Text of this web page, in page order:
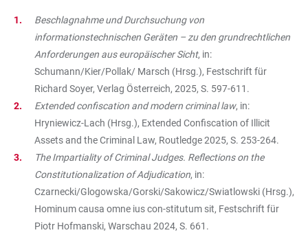
Beschlagnahme und Durchsuchung von
informationstechnischen Geräten – zu den grundrechtlichen
Anforderungen aus europäischer Sicht, in:
Schumann/Kier/Pollak/ Marsch (Hrsg.), Festschrift für
Richard Soyer, Verlag Österreich, 2025, S. 597-611.
Extended confiscation and modern criminal law, in:
Hryniewicz-Lach (Hrsg.), Extended Confiscation of Illicit
Assets and the Criminal Law, Routledge 2025, S. 253-264.
The Impartiality of Criminal Judges. Reflections on the
Constitutionalization of Adjudication, in:
Czarnecki/Glogowska/Gorski/Sakowicz/Swiatlowski (Hrsg.),
Hominum causa omne ius con-stitutum sit, Festschrift für
Piotr Hofmanski, Warschau 2024, S. 661.